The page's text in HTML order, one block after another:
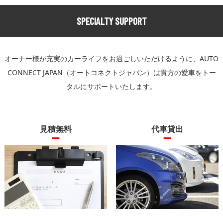
SPECIALTY SUPPORT
オーナー様が充実のカーライフをお過ごしいただけるように、 AUTO
CONNECT JAPAN（オートコネクトジャパン）は貴方の愛車をトー
タルにサポートいたします。
見積無料 代車貸出